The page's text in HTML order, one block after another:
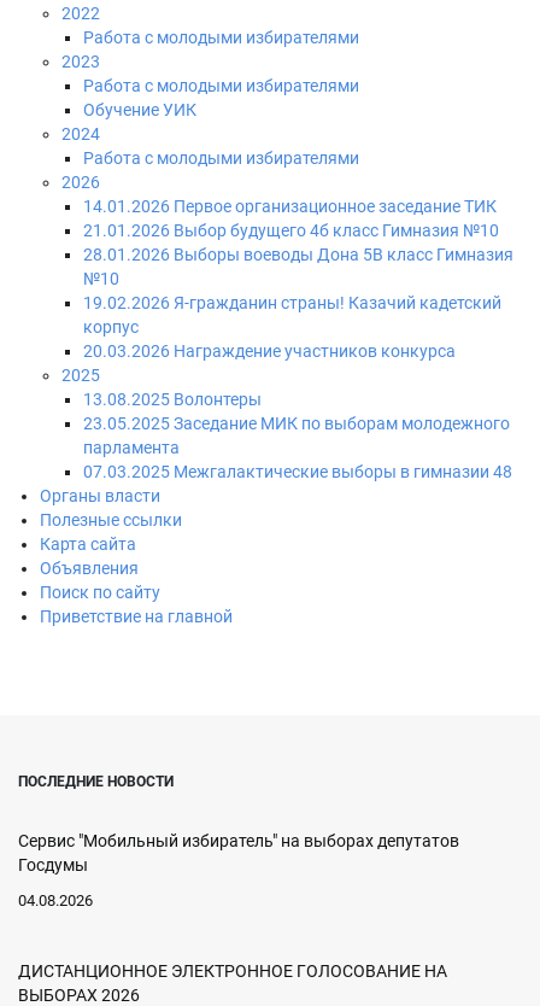
2022
Работа с молодыми избирателями
2023
Работа с молодыми избирателями
Обучение УИК
2024
Работа с молодыми избирателями
2026
14.01.2026 Первое организационное заседание ТИК
21.01.2026 Выбор будущего 4б класс Гимназия №10
28.01.2026 Выборы воеводы Дона 5В класс Гимназия
№10
19.02.2026 Я-гражданин страны! Казачий кадетский
корпус
20.03.2026 Награждение участников конкурса
2025
13.08.2025 Волонтеры
23.05.2025 Заседание МИК по выборам молодежного
парламента
07.03.2025 Межгалактические выборы в гимназии 48
Органы власти
Полезные ссылки
Карта сайта
Объявления
Поиск по сайту
Приветствие на главной
ПОСЛЕДНИЕ НОВОСТИ
Сервис "Мобильный избиратель" на выборах депутатов
Госдумы
04.08.2026
ДИСТАНЦИОННОЕ ЭЛЕКТРОННОЕ ГОЛОСОВАНИЕ НА
ВЫБОРАХ 2026